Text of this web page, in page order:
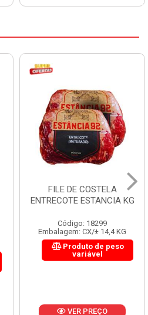
FILE DE COSTELA
ENTRECOTE ESTANCIA KG
Código: 18299
Embalagem: CX/± 14,4 KG
Produto de peso
variável
VER PREÇO